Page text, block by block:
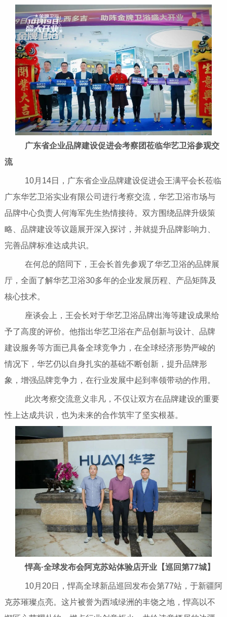
广东省企业品牌建设促进会考察团莅临华艺卫浴参观交
流
10月14日，广东省企业品牌建设促进会王满平会长莅临
广东华艺卫浴实业有限公司进行考察交流，华艺卫浴市场与
品牌中心负责人何海军先生热情接待。双方围绕品牌升级策
略、品牌建设等议题展开深入探讨，并就提升品牌影响力、
完善品牌标准达成共识。
在何总的陪同下，王会长首先参观了华艺卫浴的品牌展
厅，全面了解华艺卫浴30多年的企业发展历程、产品矩阵及
核心技术。
座谈会上，王会长对于华艺卫浴品牌出海等建设成果给
予了高度的评价。他指出华艺卫浴在产品创新与设计、品牌
建设服务等方面已具备全球竞争力，在全球经济形势严峻的
情况下，华艺仍以自身扎实的基础不断创新，提升品牌形
象，增强品牌竞争力，在行业发展中起到率领带动的作用。
此次考察交流意义非凡，不仅让双方在品牌建设的重要
性上达成共识，也为未来的合作筑牢了坚实根基。
悍高·全球发布会阿克苏站体验店开业【巡回第77城】
10月20日，悍高全球新品巡回发布会第77站，于新疆阿
克苏璀璨点亮。这片被誉为西域绿洲的丰饶之地，悍高以不